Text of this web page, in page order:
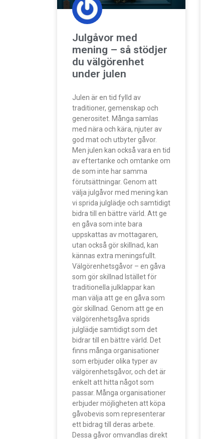
Julgåvor med
mening – så stödjer
du välgörenhet
under julen
Julen är en tid fylld av
traditioner, gemenskap och
generositet. Många samlas
med nära och kära, njuter av
god mat och utbyter gåvor.
Men julen kan också vara en tid
av eftertanke och omtanke om
de som inte har samma
förutsättningar. Genom att
välja julgåvor med mening kan
vi sprida julglädje och samtidigt
bidra till en bättre värld. Att ge
en gåva som inte bara
uppskattas av mottagaren,
utan också gör skillnad, kan
kännas extra meningsfullt.
Välgörenhetsgåvor – en gåva
som gör skillnad Istället för
traditionella julklappar kan
man välja att ge en gåva som
gör skillnad. Genom att ge en
välgörenhetsgåva sprids
julglädje samtidigt som det
bidrar till en bättre värld. Det
finns många organisationer
som erbjuder olika typer av
välgörenhetsgåvor, och det är
enkelt att hitta något som
passar. Många organisationer
erbjuder möjligheten att köpa
gåvobevis som representerar
ett bidrag till deras arbete.
Dessa gåvor omvandlas direkt